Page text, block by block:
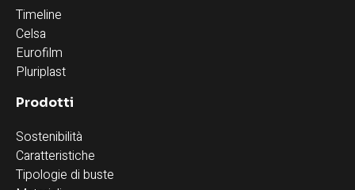
Timeline
Celsa
Eurofilm
Pluriplast
Prodotti
Sostenibilità
Caratteristiche
Tipologie di buste